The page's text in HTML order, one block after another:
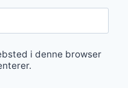
i denne browser